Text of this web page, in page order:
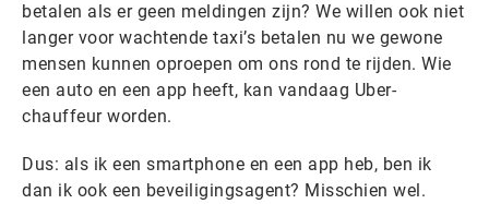
betalen als er geen meldingen zijn? We willen ook niet
langer voor wachtende taxi’s betalen nu we gewone
mensen kunnen oproepen om ons rond te rijden. Wie
een auto en een app heeft, kan vandaag Uber-
chauffeur worden.
Dus: als ik een smartphone en een app heb, ben ik
dan ik ook een beveiligingsagent? Misschien wel.